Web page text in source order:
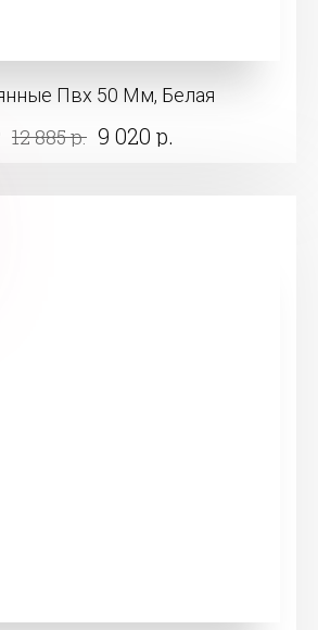
Пвх 50 Мм, Белая
12 885 р. 9 020 р.